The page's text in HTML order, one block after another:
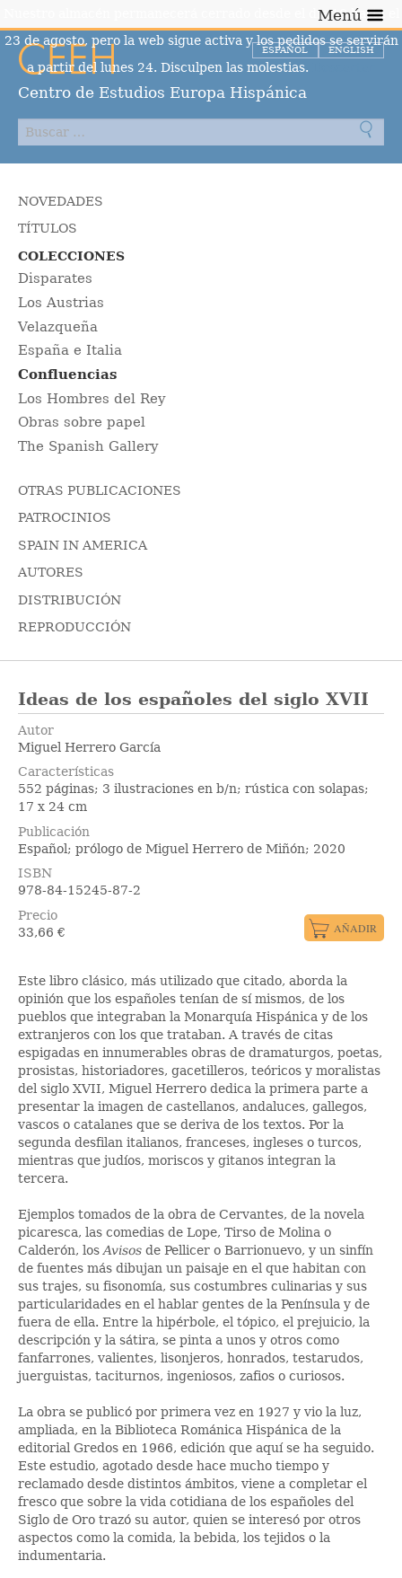
Centro de Estudios Europa Hispánica
ESPAÑOL ENGLISH
Menú
NOVEDADES
TÍTULOS
COLECCIONES
Disparates
Los Austrias
Velazqueña
España e Italia
Confluencias
Los Hombres del Rey
Obras sobre papel
The Spanish Gallery
OTRAS PUBLICACIONES
PATROCINIOS
SPAIN IN AMERICA
AUTORES
DISTRIBUCIÓN
REPRODUCCIÓN
Ideas de los españoles del siglo XVII
Autor
Miguel Herrero García
Características
552 páginas; 3 ilustraciones en b/n; rústica con solapas;
17 x 24 cm
Publicación
Español; prólogo de Miguel Herrero de Miñón; 2020
ISBN
978-84-15245-87-2
Precio
33,66 €
Este libro clásico, más utilizado que citado, aborda la
opinión que los españoles tenían de sí mismos, de los
pueblos que integraban la Monarquía Hispánica y de los
extranjeros con los que trataban. A través de citas
espigadas en innumerables obras de dramaturgos, poetas,
prosistas, historiadores, gacetilleros, teóricos y moralistas
del siglo XVII, Miguel Herrero dedica la primera parte a
presentar la imagen de castellanos, andaluces, gallegos,
vascos o catalanes que se deriva de los textos. Por la
segunda desfilan italianos, franceses, ingleses o turcos,
mientras que judíos, moriscos y gitanos integran la
tercera.
Ejemplos tomados de la obra de Cervantes, de la novela
picaresca, las comedias de Lope, Tirso de Molina o
Calderón, los Avisos de Pellicer o Barrionuevo, y un sinfín
de fuentes más dibujan un paisaje en el que habitan con
sus trajes, su fisonomía, sus costumbres culinarias y sus
particularidades en el hablar gentes de la Península y de
fuera de ella. Entre la hipérbole, el tópico, el prejuicio, la
descripción y la sátira, se pinta a unos y otros como
fanfarrones, valientes, lisonjeros, honrados, testarudos,
juerguistas, taciturnos, ingeniosos, zafios o curiosos.
La obra se publicó por primera vez en 1927 y vio la luz,
ampliada, en la Biblioteca Románica Hispánica de la
editorial Gredos en 1966, edición que aquí se ha seguido.
Este estudio, agotado desde hace mucho tiempo y
reclamado desde distintos ámbitos, viene a completar el
fresco que sobre la vida cotidiana de los españoles del
Siglo de Oro trazó su autor, quien se interesó por otros
aspectos como la comida, la bebida, los tejidos o la
indumentaria.
Nuestro almacén permanecerá cerrado desde el día 10 hasta el
23 de agosto, pero la web sigue activa y los pedidos se servirán
a partir del lunes 24. Disculpen las molestias.